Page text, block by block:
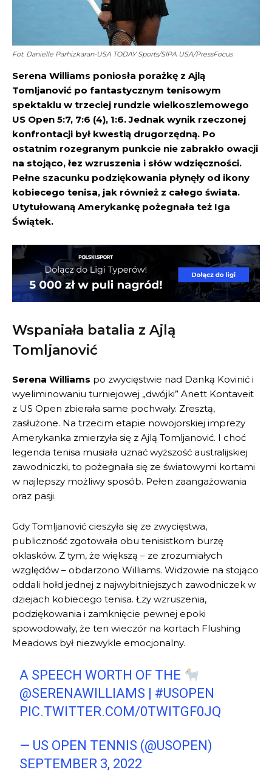
Fot. Danielle Parhizkaran-USA TODAY Sports/SIPA USA/PressFocus
Serena Williams poniosła porażkę z Ajlą
Tomljanović po fantastycznym tenisowym
spektaklu w trzeciej rundzie wielkoszlemowego
US Open 5:7, 7:6 (4), 1:6. Jednak wynik rzeczonej
konfrontacji był kwestią drugorzędną. Po
ostatnim rozegranym punkcie nie zabrakło owacji
na stojąco, łez wzruszenia i słów wdzięczności.
Pełne szacunku podziękowania płynęły od ikony
kobiecego tenisa, jak również z całego świata.
Utytułowaną Amerykankę pożegnała też Iga
Świątek.
Wspaniała batalia z Ajlą
Tomljanović
Serena Williams po zwycięstwie nad Danką Kovinić i
wyeliminowaniu turniejowej „dwójki” Anett Kontaveit
z US Open zbierała same pochwały. Zresztą,
zasłużone. Na trzecim etapie nowojorskiej imprezy
Amerykanka zmierzyła się z Ajlą Tomljanović. I choć
legenda tenisa musiała uznać wyższość australijskiej
zawodniczki, to pożegnała się ze światowymi kortami
w najlepszy możliwy sposób. Pełen zaangażowania
oraz pasji.
Gdy Tomljanović cieszyła się ze zwycięstwa,
publiczność zgotowała obu tenisistkom burzę
oklasków. Z tym, że większą – ze zrozumiałych
względów – obdarzono Williams. Widzowie na stojąco
oddali hołd jednej z najwybitniejszych zawodniczek w
dziejach kobiecego tenisa. Łzy wzruszenia,
podziękowania i zamknięcie pewnej epoki
spowodowały, że ten wieczór na kortach Flushing
Meadows był niezwykle emocjonalny.
A SPEECH WORTH OF THE
@SERENAWILLIAMS
#USOPEN
PIC.TWITTER.COM/0TWITGF0JQ
— US OPEN TENNIS (@USOPEN)
SEPTEMBER 3, 2022